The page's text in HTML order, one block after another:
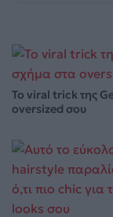
Το viral trick της
oversized σου